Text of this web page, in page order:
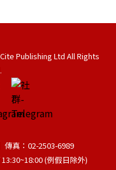
Publishing Ltd All Rights
真：02-2503-6989
(例假日除外)